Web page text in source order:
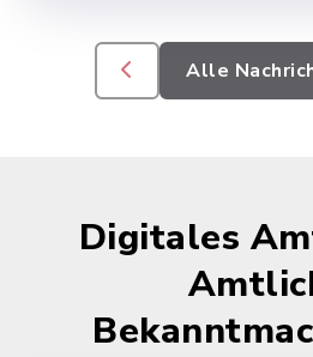
Alle
Digitales